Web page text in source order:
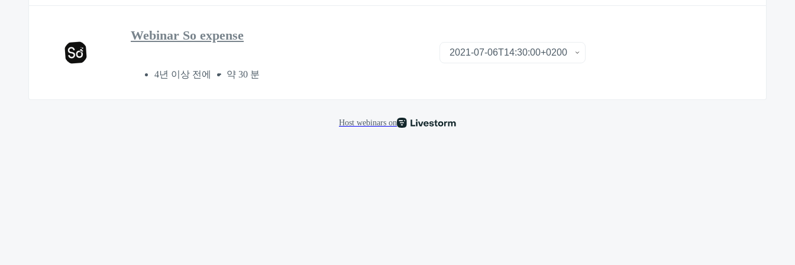
Webinar So expense
4년 이상 전에 약 30 분
Host webinars on